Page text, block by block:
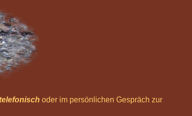
telefonisch oder im persönlichen Gespräch zur